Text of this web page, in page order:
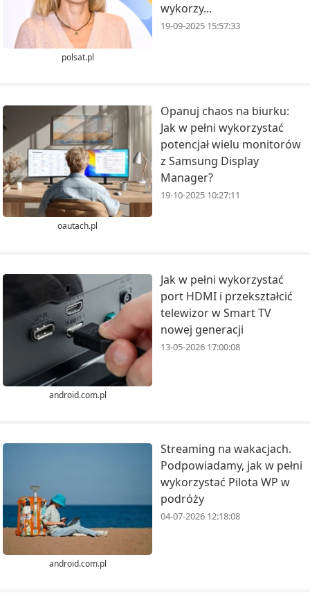
polsat.pl
wykorzy...
19-09-2025 15:57:33
oautach.pl
Opanuj chaos na biurku:
Jak w pełni wykorzystać
potencjał wielu monitorów
z Samsung Display
Manager?
19-10-2025 10:27:11
android.com.pl
Jak w pełni wykorzystać
port HDMI i przekształcić
telewizor w Smart TV
nowej generacji
13-05-2026 17:00:08
android.com.pl
Streaming na wakacjach.
Podpowiadamy, jak w pełni
wykorzystać Pilota WP w
podróży
04-07-2026 12:18:08